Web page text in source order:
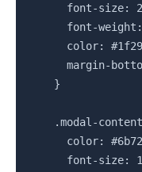
font-size:
font-
color:
margin-
    }
.modal-
color:
font-size: